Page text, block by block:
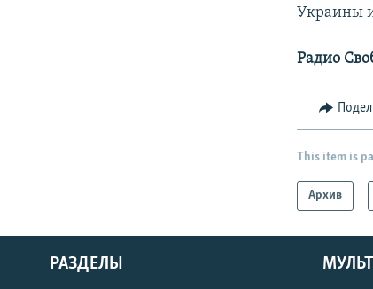
Украины
Радио
This item is
Архив
РАЗДЕЛЫ